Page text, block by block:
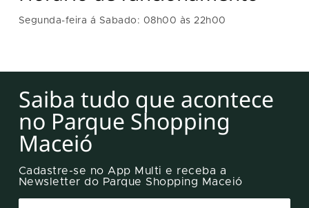
Segunda-feira á Sabado: 08h00 às 22h00
Saiba tudo que acontece
no Parque Shopping
Maceió
Cadastre-se no App Multi e receba a
Newsletter do Parque Shopping Maceió